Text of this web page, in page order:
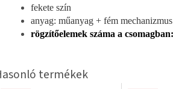
fekete szín
anyag: műanyag + fém mechanizmus
rögzítőelemek száma a